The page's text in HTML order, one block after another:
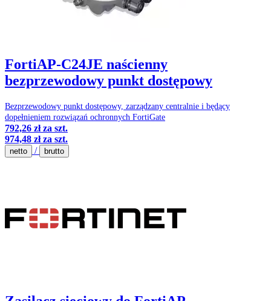
FortiAP-C24JE naścienny
bezprzewodowy punkt dostępowy
Bezprzewodowy punkt dostępowy, zarządzany centralnie i będący
dopełnieniem rozwiązań ochronnych FortiGate
792,26 złza szt.
974,48 złza szt.
netto / brutto